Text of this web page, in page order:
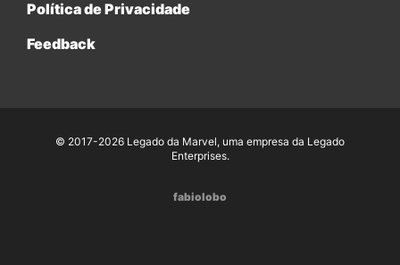
Política de Privacidade
Feedback
© 2017-2026 Legado da Marvel, uma empresa da Legado
Enterprises.
fabiolobo